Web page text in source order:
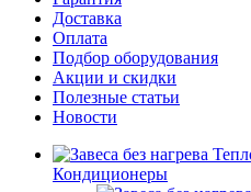
Доставка
Оплата
Подбор оборудования
Акции и скидки
Полезные статьи
Новости
Кондиционеры